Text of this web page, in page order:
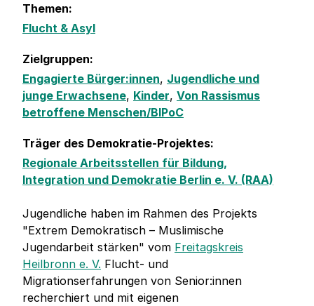
Themen:
Flucht & Asyl
Zielgruppen:
Engagierte Bürger:innen, Jugendliche und
junge Erwachsene, Kinder, Von Rassismus
betroffene Menschen/BIPoC
Träger des Demokratie-Projektes:
Regionale Arbeitsstellen für Bildung,
Integration und Demokratie Berlin e. V. (RAA)
Jugendliche haben im Rahmen des Projekts
"Extrem Demokratisch – Muslimische
Jugendarbeit stärken" vom Freitagskreis
Heilbronn e. V. Flucht- und
Migrationserfahrungen von Senior:innen
recherchiert und mit eigenen